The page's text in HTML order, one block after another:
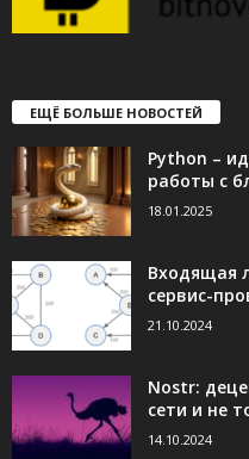
ЕЩЁ БОЛЬШЕ НОВОСТЕЙ
Python –
работы с
18.01.2025
Входящая
сервис-
21.10.2024
Nostr:
сети и не
14.10.2024